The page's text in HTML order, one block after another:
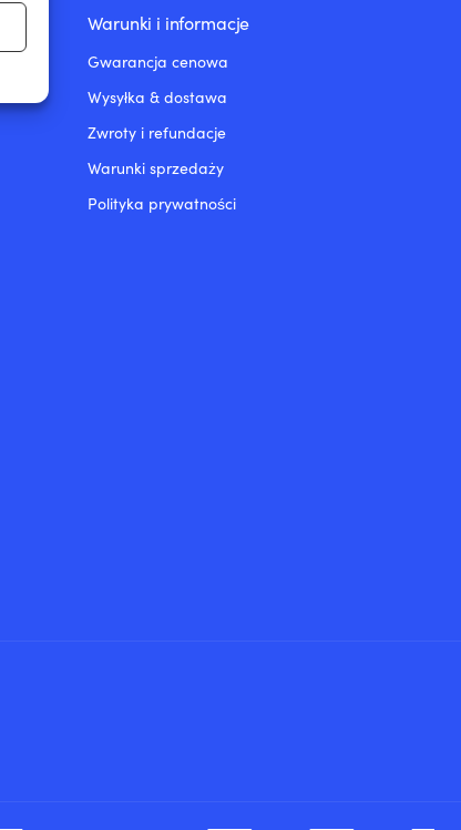
Warunki i informacje
Gwarancja cenowa
Wysyłka & dostawa
Zwroty i refundacje
Warunki sprzedaży
Polityka prywatności